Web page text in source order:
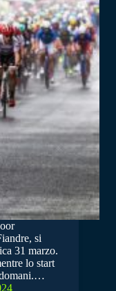
si
31 marzo.
lo start
domani.…